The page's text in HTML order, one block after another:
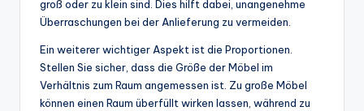
groß oder zu klein sind. Dies hilft dabei, unangenehme
Überraschungen bei der Anlieferung zu vermeiden.
Ein weiterer wichtiger Aspekt ist die Proportionen.
Stellen Sie sicher, dass die Größe der Möbel im
Verhältnis zum Raum angemessen ist. Zu große Möbel
können einen Raum überfüllt wirken lassen, während zu